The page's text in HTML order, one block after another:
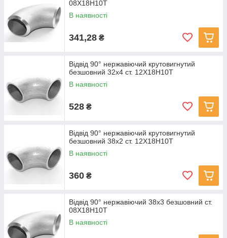
08Х18Н10Т
В наявності
341,28 ₴
Відвід 90° нержавіючий крутовигнутий
безшовний 32x4 ст. 12Х18Н10Т
В наявності
528 ₴
Відвід 90° нержавіючий крутовигнутий
безшовний 38x2 ст. 12Х18Н10Т
В наявності
360 ₴
Відвід 90° нержавіючий 38х3 безшовний ст.
08Х18Н10Т
В наявності